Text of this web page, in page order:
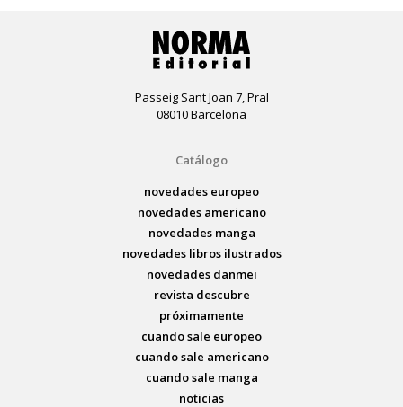
Passeig Sant Joan 7, Pral
08010 Barcelona
Catálogo
novedades europeo
novedades americano
novedades manga
novedades libros ilustrados
novedades danmei
revista descubre
próximamente
cuando sale europeo
cuando sale americano
cuando sale manga
noticias